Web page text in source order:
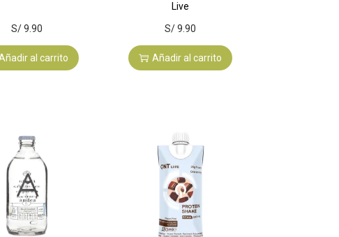
S/9.90
al carrito
Live
S/9.90
Añadir al carrito